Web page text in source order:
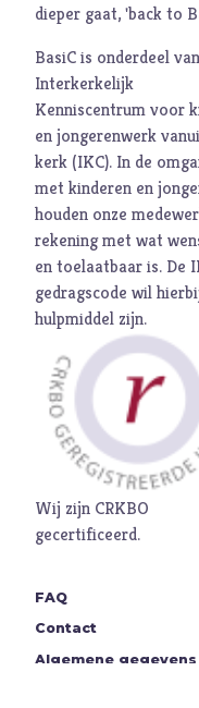
dieper gaat, 'back to
BasiC is onderdeel
Interkerkelijk
Kenniscentrum voor
en jongerenwerk
kerk (IKC). In de
met kinderen en
houden onze
rekening met wat
en toelaatbaar is. De
gedragscode wil
hulpmiddel zijn.
Wij zijn CRKBO
gecertificeerd.
FAQ
Contact
Algemene gegevens